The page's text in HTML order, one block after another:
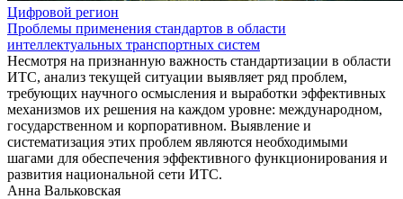
Цифровой регион
Проблемы применения стандартов в области
интеллектуальных транспортных систем
Несмотря на признанную важность стандартизации в области
ИТС, анализ текущей ситуации выявляет ряд проблем,
требующих научного осмысления и выработки эффективных
механизмов их решения на каждом уровне: международном,
государственном и корпоративном. Выявление и
систематизация этих проблем являются необходимыми
шагами для обеспечения эффективного функционирования и
развития национальной сети ИТС.
Анна Вальковская